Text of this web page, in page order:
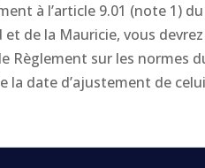
à l’article 9.01 (note 1)
de la Mauricie, vous
Règlement sur les normes
la date d’ajustement de